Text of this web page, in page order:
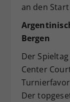
an den
Bergen
Der
Center
Der